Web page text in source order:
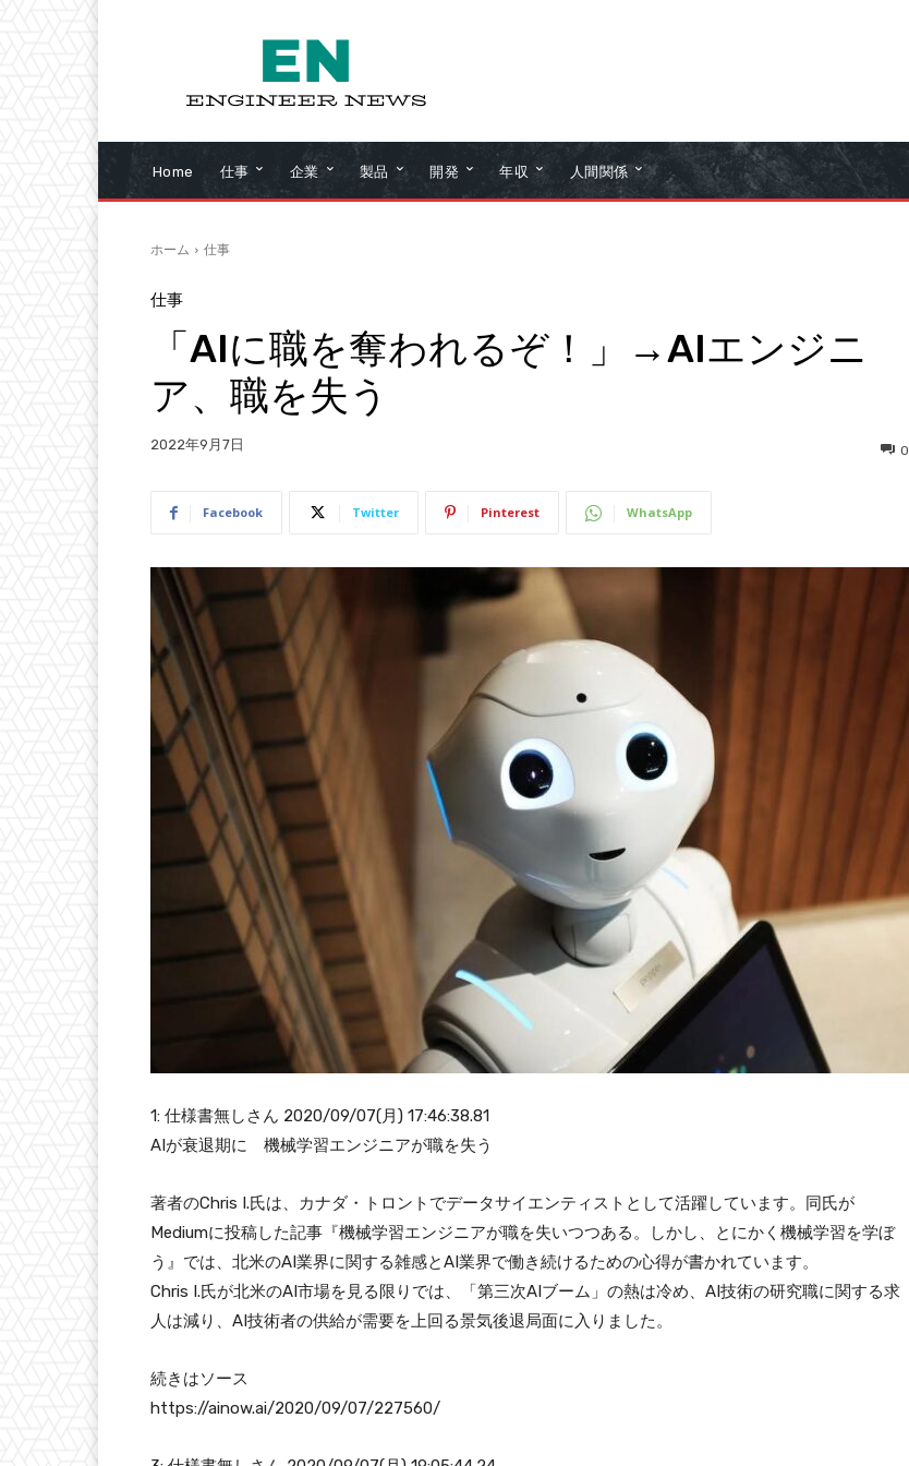
Home 仕事 企業 製品 開発 年収 人間関係
ホーム 仕事
仕事
「AIに職を奪われるぞ！」→AIエンジニ
ア、職を失う
2022年9月7日 0
Facebook Twitter Pinterest WhatsApp
1: 仕様書無しさん 2020/09/07(月) 17:46:38.81
AIが衰退期に 機械学習エンジニアが職を失う
著者のChris I.氏は、カナダ・トロントでデータサイエンティストとして活躍しています。同氏が
Mediumに投稿した記事『機械学習エンジニアが職を失いつつある。しかし、とにかく機械学習を学ぼ
う』では、北米のAI業界に関する雑感とAI業界で働き続けるための心得が書かれています。
Chris I.氏が北米のAI市場を見る限りでは、「第三次AIブーム」の熱は冷め、AI技術の研究職に関する求
人は減り、AI技術者の供給が需要を上回る景気後退局面に入りました。
続きはソース
https://ainow.ai/2020/09/07/227560/